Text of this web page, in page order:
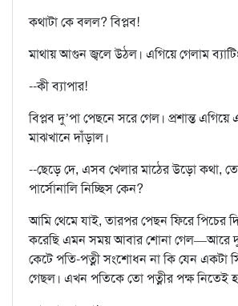
কথাটা কে বলল? বিপ্লব!
মাথায় আগুন জ্বলে উঠল। এগিয়ে গেলাম
--কী ব্যাপার!
বিপ্লব দু’পা পেছনে সরে গেল। প্রশান্ত
মাঝখানে দাঁড়াল।
--ছেড়ে দে, এসব খেলার মাঠের উড়ো কথা,
পার্সোনালি নিচ্ছিস কেন?
আমি থেমে যাই, তারপর পেছন ফিরে পিচের
করেছি এমন সময় আবার শোনা গেল—আরে
কেটে পতি-পত্নী সংশোধন না কি যেন একটা
গেছল। এখন পতিকে তো পত্নীর পক্ষ নিতেই